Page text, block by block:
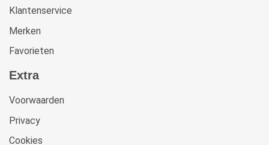
Klantenservice
Merken
Favorieten
Extra
Voorwaarden
Privacy
Cookies